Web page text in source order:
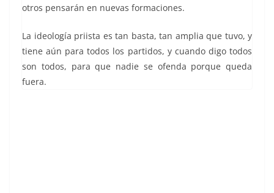
otros pensarán en nuevas formaciones.
La ideología priista es tan basta, tan amplia que tuvo, y
tiene aún para todos los partidos, y cuando digo todos
son todos, para que nadie se ofenda porque queda
fuera.